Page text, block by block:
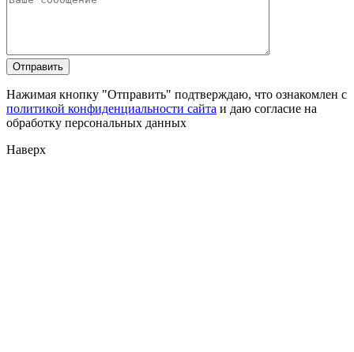
Нажимая кнопку "Отправить" подтверждаю, что ознакомлен с
политикой конфиденциальности сайта и даю согласие на
обработку персональных данных
Наверх